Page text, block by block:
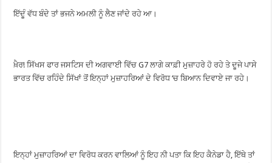
ਇੱਦੂੰ ਵੱਧ ਬੰਦੇ ਤਾਂ ਭਜਨੇ ਅਮਲੀ ਨੂੰ ਲੈਣ ਜਾਂਦੇ ਰਹੇ ਆ।
ਖ਼ੈਰ! ਸਿੱਖਸ ਫਾਰ ਜਸਟਿਸ ਦੀ ਅਗਵਾਈ ਵਿੱਚ G7 ਲਾਗੇ ਕਾਫ਼ੀ ਮੁਜ਼ਾਹਰੇ ਹੋ ਰਹੇ ਤੇ ਦੂਜੇ ਪਾਸੇ
ਭਾਰਤ ਵਿੱਚ ਰਹਿੰਦੇ ਸਿੱਖਾਂ ਤੋਂ ਇਨ੍ਹਾਂ ਮੁਜ਼ਾਹਰਿਆਂ ਦੇ ਵਿਰੋਧ ‘ਚ ਬਿਆਨ ਦਿਵਾਏ ਜਾ ਰਹੇ।
ਇਨ੍ਹਾਂ ਮੁਜ਼ਾਹਰਿਆਂ ਦਾ ਵਿਰੋਧ ਕਰਨ ਵਾਲਿਆਂ ਨੂੰ ਇਹ ਨੀ ਪਤਾ ਕਿ ਇਹ ਕੈਨੇਡਾ ਹੈ, ਇੱਥੇ ਤਾਂ